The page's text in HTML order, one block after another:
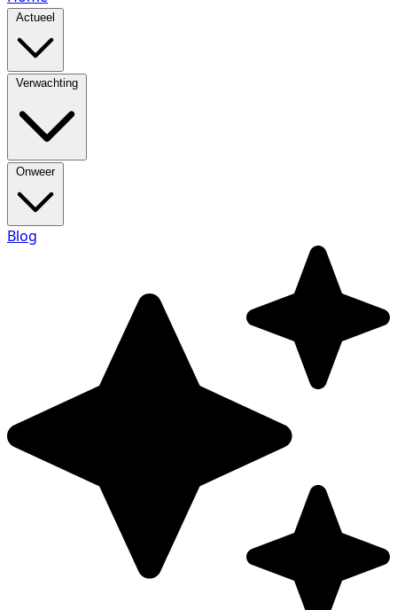
Actueel
Verwachting
Onweer
Blog